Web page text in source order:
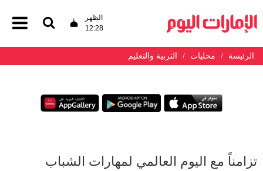
الظهر
12:28
الرئيسة محليات التربية والتعليم
تزامناً مع اليوم العالمي لمهارات الشباب